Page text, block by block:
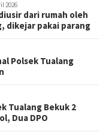
2026
dari rumah oleh
dikejar pakai parang
Polsek Tualang
Tualang Bekuk 2
Dua DPO